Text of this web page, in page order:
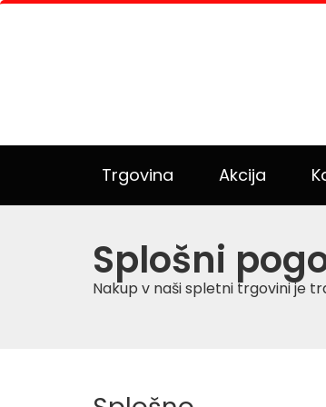
Trgovina Akcija
Splošni
Nakup v naši spletni trgovini je